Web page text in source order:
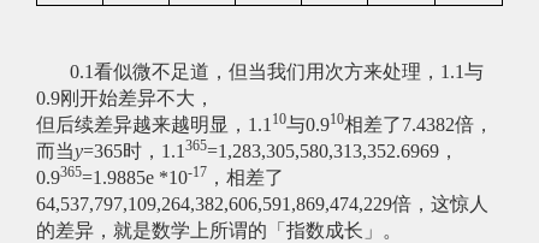
0.1看似微不足道，但当我们用次方来处理，1.1与
0.9刚开始差异不大，
但后续差异越来越明显，1.1 10与0.910相差了7.4382倍，
而当y=365时，1.1 365=1,283,305,580,313,352.6969，
0.9365=1.9885e *10-17 ，相差了
64,537,797,109,264,382,606,591,869,474,229倍，这惊人
的差异，就是数学上所谓的「指数成长」。